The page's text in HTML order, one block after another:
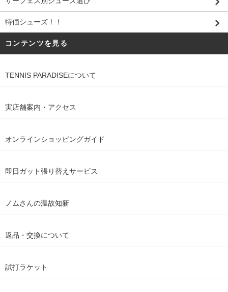
特価シューズ！！
コンテンツを見る
TENNIS PARADISEについて
実店舗案内・アクセス
オンラインショッピングガイド
即日ガット張り替えサービス
ノムさんの温故知新
返品・交換について
試打ラケット